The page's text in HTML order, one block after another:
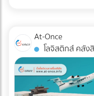
พ่วงแบบเรียบ
และยาวเป็นพิเศษ ✅ สิน
บรรจุในตู้คอนเทนเนอร์
ท่อเหล็กขนาดใหญ่, โครงส
กลิสต์ฉบับย่อ: ถามตัวเ
สินค้าคืออะไร มีน้ำหนักแล
สามารถโยกย้ายไปช่วยง
docking ทำได้สะดวก) ข้
ประตูเข้า-ออก หากมีกา
มากๆ เหมาะกับใคร?: ธุ
คลังสินค้าที่เน้นการกระจายสิน
อีกต่อไป เพราะระบบไม่
เกี่ยวกับคุณด้วย" คำถ
กับการถูกตรวจสอบหรือ
ทางเชื่อมโยงถึงกัน 3 วิธีเตรียมพร้อมรับมือ ให้ธุรกิจปลอดภัย
จาก "ภาษีย้อนหลัง" นี่คือ 3 ตัว
At-Once
โลจิสติกส์ คลัง